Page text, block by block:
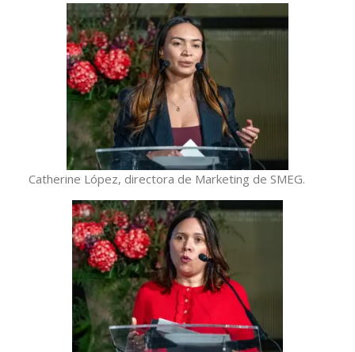
Catherine López, directora de Marketing de SMEG.